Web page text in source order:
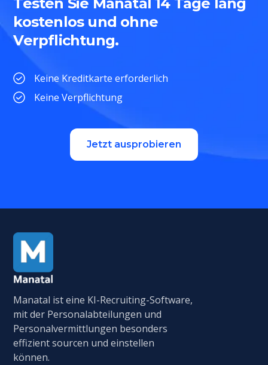
kostenlos und ohne
Verpflichtung.
Keine Kreditkarte erforderlich
Keine Verpflichtung
Jetzt ausprobieren
Manatal ist eine KI-Recruiting-Software,
mit der Personalabteilungen und
Personalvermittlungen besonders
effizient sourcen und einstellen
können.